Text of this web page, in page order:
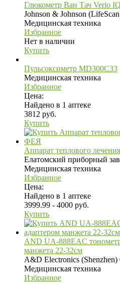
Глюкометр Ван Тач Verio IQ
Johnson & Johnson
Медицинская техника
Избранное
Нет в наличии
Купить
Пульсоксиметр MD300C33
Медицинская техника
Избранное
Цена:
Найдено в 1 аптеке
3812 руб.
Купить
Аппарат теплового
Елатомский приборный
Медицинская техника
Избранное
Цена:
Найдено в 1 аптеке
3999.99 - 4000 руб.
Купить
AND UA-888EAC
манжета 22-32см
A&D Electronics (Shenzhen)
Медицинская техника
Избранное